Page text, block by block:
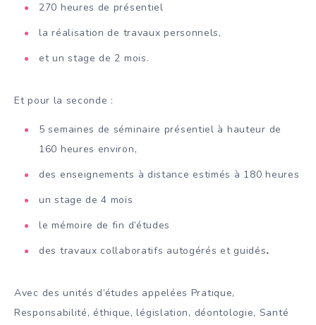
270 heures de présentiel
la réalisation de travaux personnels,
et un stage de 2 mois.
Et pour la seconde :
5 semaines de séminaire présentiel à hauteur de
160 heures environ,
des enseignements à distance estimés à 180 heures
un stage de 4 mois
le mémoire de fin d’études
des travaux collaboratifs autogérés et guidés.
Avec des unités d’études appelées Pratique,
Responsabilité, éthique, législation, déontologie, Santé